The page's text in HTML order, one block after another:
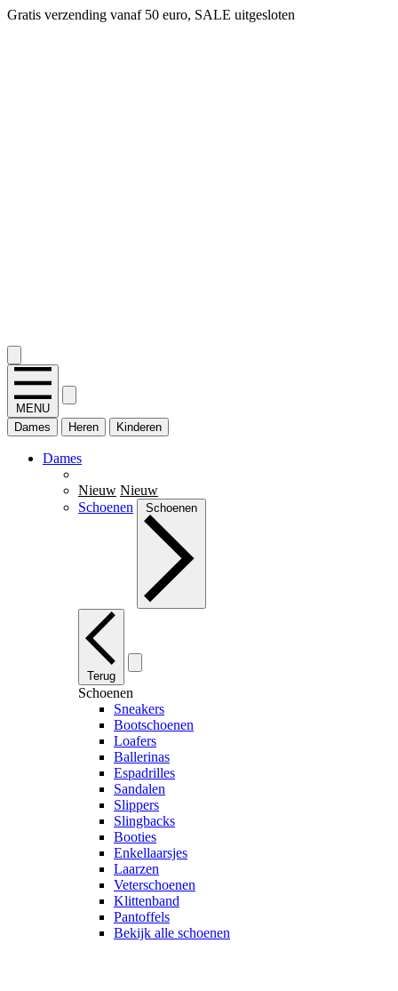
Gratis verzending vanaf 50 euro, SALE uitgesloten
MENU
Dames
Heren Kinderen
Dames
Nieuw Nieuw
Schoenen
Schoenen
Terug
Schoenen
Sneakers
Bootschoenen
Loafers
Ballerinas
Espadrilles
Sandalen
Slippers
Slingbacks
Booties
Enkellaarsjes
Laarzen
Veterschoenen
Klittenband
Pantoffels
Bekijk alle schoenen